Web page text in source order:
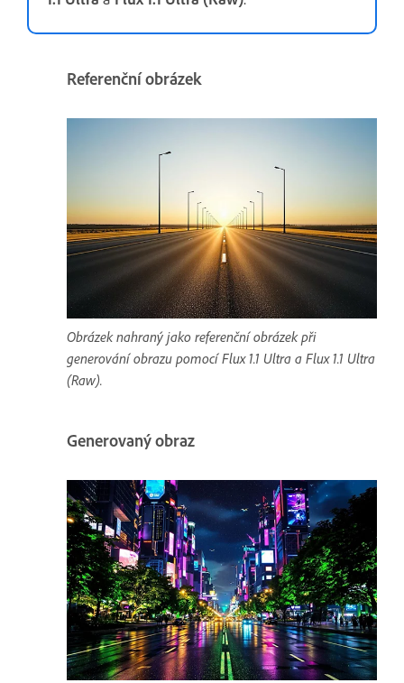
Referenční obrázek
Obrázek nahraný jako referenční obrázek při
generování obrazu pomocí Flux 1.1 Ultra a Flux 1.1 Ultra
(Raw).
Generovaný obraz